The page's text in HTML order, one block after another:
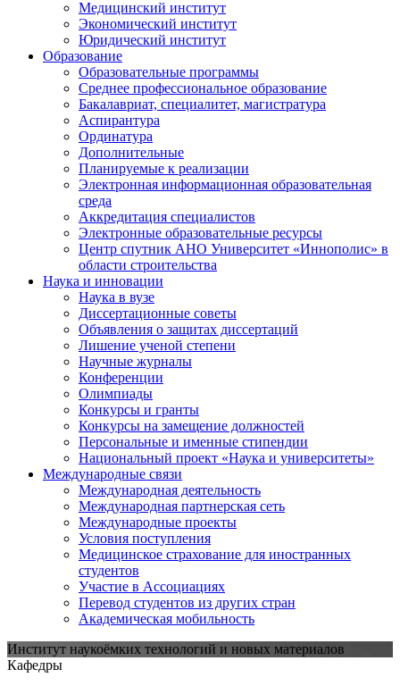
Медицинский институт
Экономический институт
Юридический институт
Образование
Образовательные программы
Среднее профессиональное образование
Бакалавриат, специалитет, магистратура
Аспирантура
Ординатура
Дополнительные
Планируемые к реализации
Электронная информационная образовательная
среда
Аккредитация специалистов
Электронные образовательные ресурсы
Центр спутник АНО Университет «Иннополис» в
области строительства
Наука и инновации
Наука в вузе
Диссертационные советы
Объявления о защитах диссертаций
Лишение ученой степени
Научные журналы
Конференции
Олимпиады
Конкурсы и гранты
Конкурсы на замещение должностей
Персональные и именные стипендии
Национальный проект «Наука и университеты»
Международные связи
Международная деятельность
Международная партнерская сеть
Международные проекты
Условия поступления
Медицинское страхование для иностранных
студентов
Участие в Ассоциациях
Перевод студентов из других стран
Академическая мобильность
Институт наукоёмких технологий и новых материалов
Кафедры